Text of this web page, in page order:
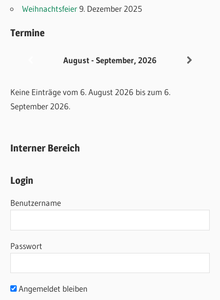
Weihnachtsfeier 9. Dezember 2025
Termine
August - September, 2026
Keine Einträge vom 6. August 2026 bis zum 6.
September 2026.
Interner Bereich
Login
Benutzername
Passwort
Angemeldet bleiben